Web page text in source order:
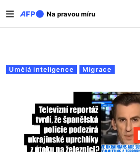
Na pravou míru
Hlavní záložky
Umělá inteligence Migrace